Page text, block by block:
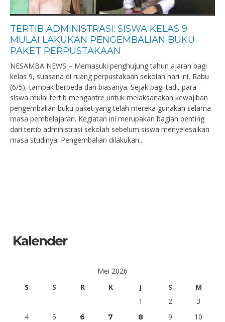
TERTIB ADMINISTRASI: SISWA KELAS 9
MULAI LAKUKAN PENGEMBALIAN BUKU
PAKET PERPUSTAKAAN
NESAMBA NEWS – Memasuki penghujung tahun ajaran bagi
kelas 9, suasana di ruang perpustakaan sekolah hari ini, Rabu
(6/5), tampak berbeda dari biasanya. Sejak pagi tadi, para
siswa mulai tertib mengantre untuk melaksanakan kewajiban
pengembalian buku paket yang telah mereka gunakan selama
masa pembelajaran. Kegiatan ini merupakan bagian penting
dari tertib administrasi sekolah sebelum siswa menyelesaikan
masa studinya. Pengembalian dilakukan...
Kalender
Mei 2026
S
S R K J S
M
1
2
3
4
5 6 7 8 9 10